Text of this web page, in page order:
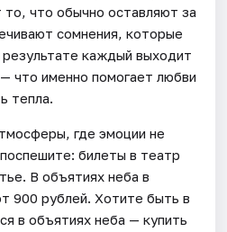
то, что обычно оставляют за
сомнения, которые
каждый выходит
что именно помогает любви
тепла.
где эмоции не
билеты в театр
В объятиях неба в
900 рублей. Хотите быть в
в объятиях неба — купить